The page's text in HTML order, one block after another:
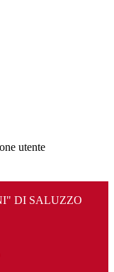
utente
DI SALUZZO